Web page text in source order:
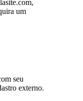
um
seu
externo.